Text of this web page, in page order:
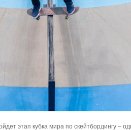
этап кубка мира по скейтбордингу –